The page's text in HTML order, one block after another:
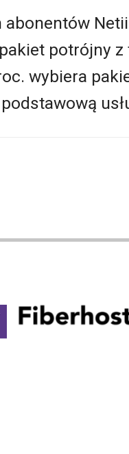
abonentów
potrójny
wybiera